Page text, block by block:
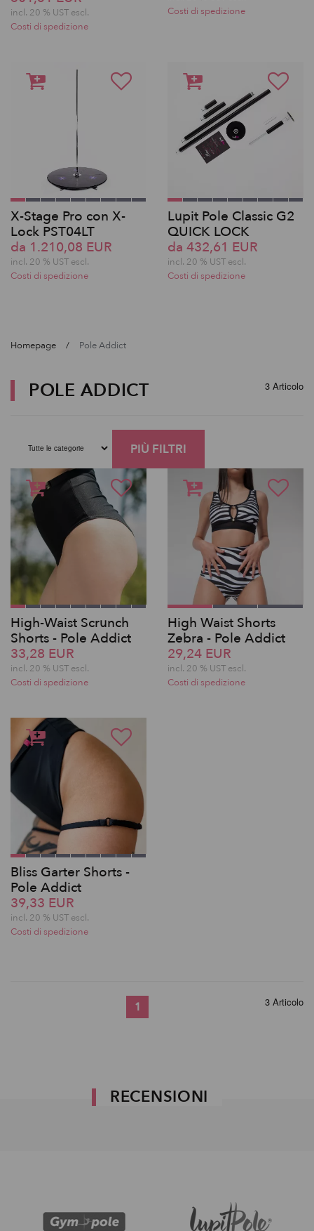
incl. 20 % UST escl.
Costi di spedizione
Costi di spedizione
X-Stage Pro con X-
Lock PST04LT
da 1.210,08 EUR
incl. 20 % UST escl.
Costi di spedizione
Lupit Pole Classic G2
QUICK LOCK
da 432,61 EUR
incl. 20 % UST escl.
Costi di spedizione
Homepage Pole Addict
POLE ADDICT 3 Articolo
PIÙ FILTRI
High-Waist Scrunch
Shorts - Pole Addict
33,28 EUR
incl. 20 % UST escl.
Costi di spedizione
High Waist Shorts
Zebra - Pole Addict
29,24 EUR
incl. 20 % UST escl.
Costi di spedizione
Bliss Garter Shorts -
Pole Addict
39,33 EUR
incl. 20 % UST escl.
Costi di spedizione
1 3 Articolo
RECENSIONI